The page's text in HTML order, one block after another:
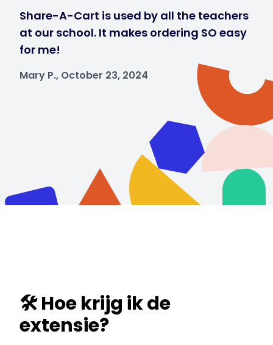
Share-A-Cart is used by all the teachers
at our school. It makes ordering SO easy
for me!
Mary P., October 23, 2024
🛠️ Hoe krijg ik de
extensie?